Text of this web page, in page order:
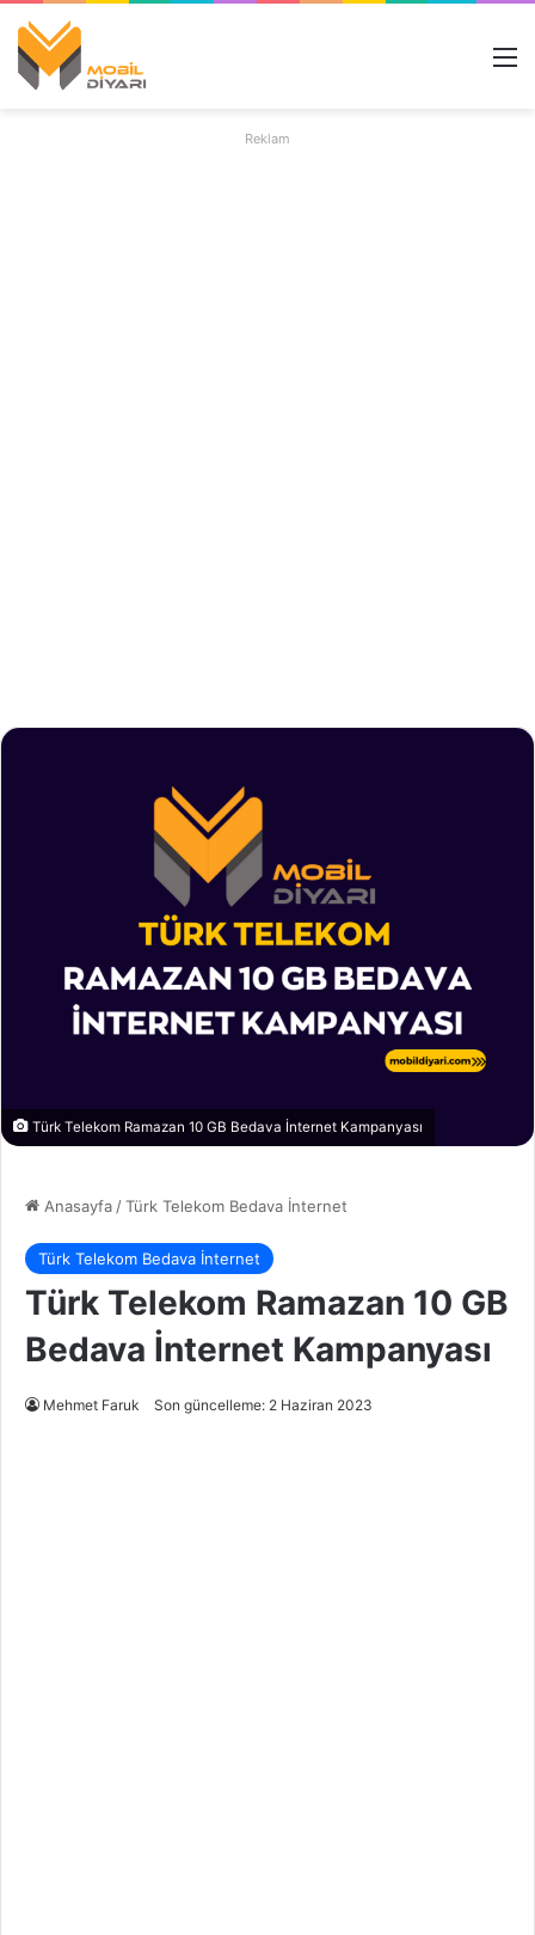
Reklam
Türk Telekom Ramazan 10 GB Bedava İnternet Kampanyası
Anasayfa/Türk Telekom Bedava İnternet
Türk Telekom Bedava İnternet
Türk Telekom Ramazan 10 GB
Bedava İnternet Kampanyası
Mehmet Faruk Son güncelleme: 2 Haziran 2023